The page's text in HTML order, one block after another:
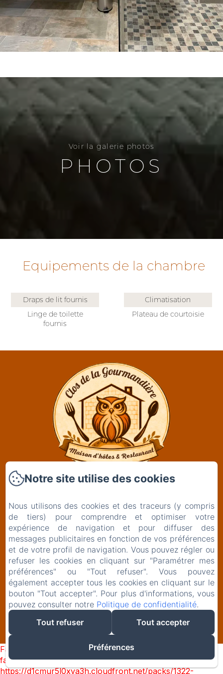
Voir la galerie photos
PHOTOS
Equipements de la chambre
Draps de lit fournis
Linge de toilette
fournis
Climatisation
Plateau de courtoisie
2 Rue de l'Église
39230 - Saint-Lothain
+33629261834
Contactez nous
EN FR
Failed to load BookingEngine/index: Loading chunk 1322
failed. (missing:
https://d1cmur5l0xva3h.cloudfront.net/packs/1322-
Notre site utilise des cookies
Nous utilisons des cookies et des traceurs (y compris
de tiers) pour comprendre et optimiser votre
expérience de navigation et pour diffuser des
messages publicitaires en fonction de vos préférences
et de votre profil de navigation. Vous pouvez régler ou
refuser les cookies en cliquant sur "Paramétrer mes
préférences" ou "Tout refuser". Vous pouvez
également accepter tous les cookies en cliquant sur le
bouton "Tout accepter". Pour plus d'informations, vous
pouvez consulter notre Politique de confidentialité.
Tout refuser
Tout accepter
Préférences